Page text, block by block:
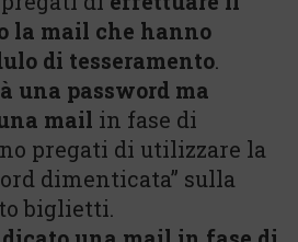
la mail che hanno
di tesseramento.
una password ma
mail in fase di
pregati di utilizzare la
dimenticata” sulla
biglietti.